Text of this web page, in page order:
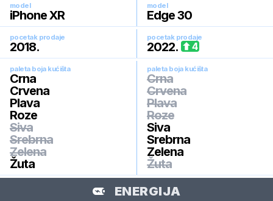
model
iPhone XR
model
Edge 30
pocetak prodaje
2018.
pocetak prodaje
2022. 4
paleta boja kućišta
Crna
Crvena
Plava
Roze
Siva
Srebrna
Zelena
Žuta
paleta boja kućišta
Crna
Crvena
Plava
Roze
Siva
Srebrna
Zelena
Žuta
ENERGIJA